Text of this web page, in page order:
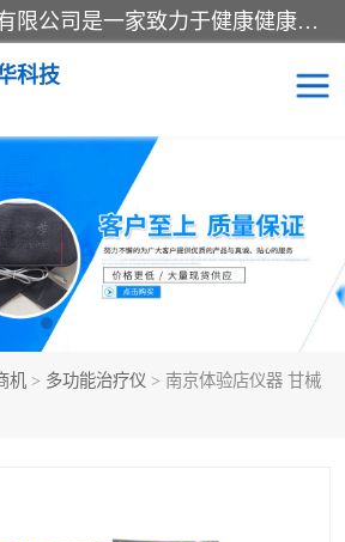
深圳运康达华科技有限公司是一家致力于健康健康产业的现代化企业，已经走过了15个春秋，开创了中医外用发展的新未来，是专业从事中医医疗仪器的研发、生产、销售、服务为一体的子公司，在医疗器械的设计、开发和生产方面率先引进国际先进技术和好的科技人员，先后开发出了场效应治疗仪、多功能治疗仪、颈椎治疗仪、腰椎治疗仪、增效垫等多个系列。
科技
机 > 多功能治疗仪 > 南京体验店仪器 甘械
中药提速
脉冲治疗仪